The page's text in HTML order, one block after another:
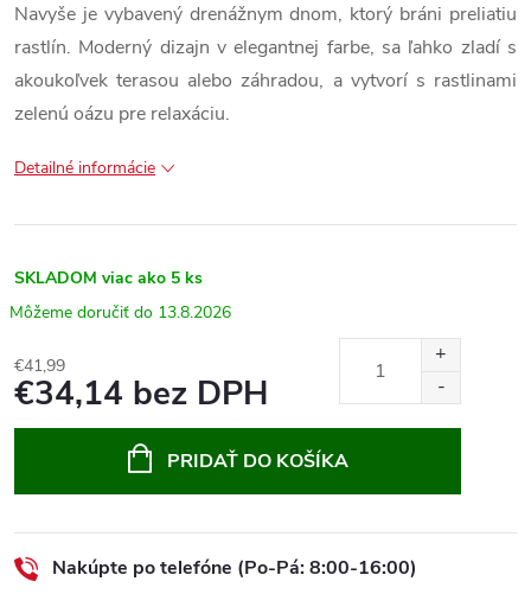
Navyše je vybavený drenážnym dnom, ktorý bráni preliatiu
rastlín. Moderný dizajn v elegantnej farbe, sa ľahko zladí s
akoukoľvek terasou alebo záhradou, a vytvorí s rastlinami
zelenú oázu pre relaxáciu.
Detailné informácie
SKLADOM viac ako 5 ks
13.8.2026
€41,99
€34,14 bez DPH
PRIDAŤ DO KOŠÍKA
Nakúpte po telefóne (Po-Pá: 8:00-16:00)